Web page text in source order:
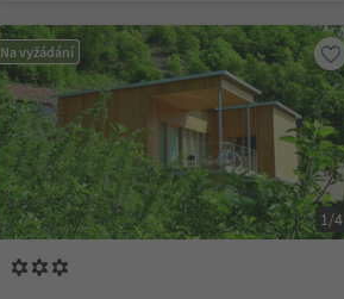
Na vyžádání
1/4